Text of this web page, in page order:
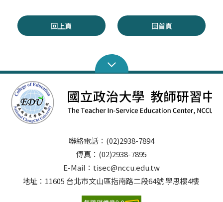
回上頁 回首頁
聯絡電話：(02)2938-7894
傳真：(02)2938-7895
E-Mail：tisec@nccu.edu.tw
地址：11605 台北市文山區指南路二段64號 學思樓4樓